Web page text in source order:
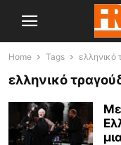
Home Tags ελληνικό
ελληνικό